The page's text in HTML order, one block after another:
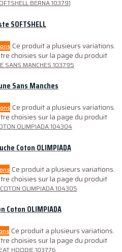
SOFTSHELL
Ce produit a plusieurs variations.
choisies sur la page du produit
Sans Manches
Ce produit a plusieurs variations.
choisies sur la page du produit
Coton OLIMPIADA
Ce produit a plusieurs variations.
choisies sur la page du produit
Coton OLIMPIADA
Ce produit a plusieurs variations.
choisies sur la page du produit